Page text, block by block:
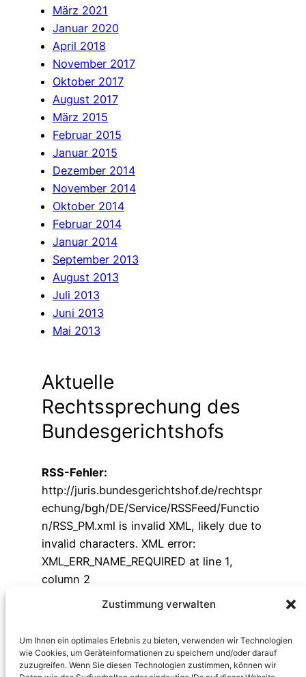
Zustimmung verwalten
Um Ihnen ein optimales Erlebnis zu bieten, verwenden wir Technologien
wie Cookies, um Geräteinformationen zu speichern und/oder darauf
zuzugreifen. Wenn Sie diesen Technologien zustimmen, können wir
März 2021
Januar 2020
April 2018
November 2017
Oktober 2017
August 2017
März 2015
Februar 2015
Januar 2015
Dezember 2014
November 2014
Oktober 2014
Februar 2014
Januar 2014
September 2013
August 2013
Juli 2013
Juni 2013
Mai 2013
Aktuelle
Rechtssprechung des
Bundesgerichts­hofs
RSS-Fehler:
http://juris.bundesgerichtshof.de/rechtspr
echung/bgh/DE/Service/RSSFeed/Functio
n/RSS_PM.xml is invalid XML, likely due to
invalid characters. XML error:
XML_ERR_NAME_REQUIRED at line 1,
column 2